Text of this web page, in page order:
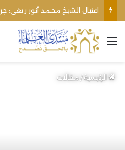
القائمة
الرئيسية/مقالات